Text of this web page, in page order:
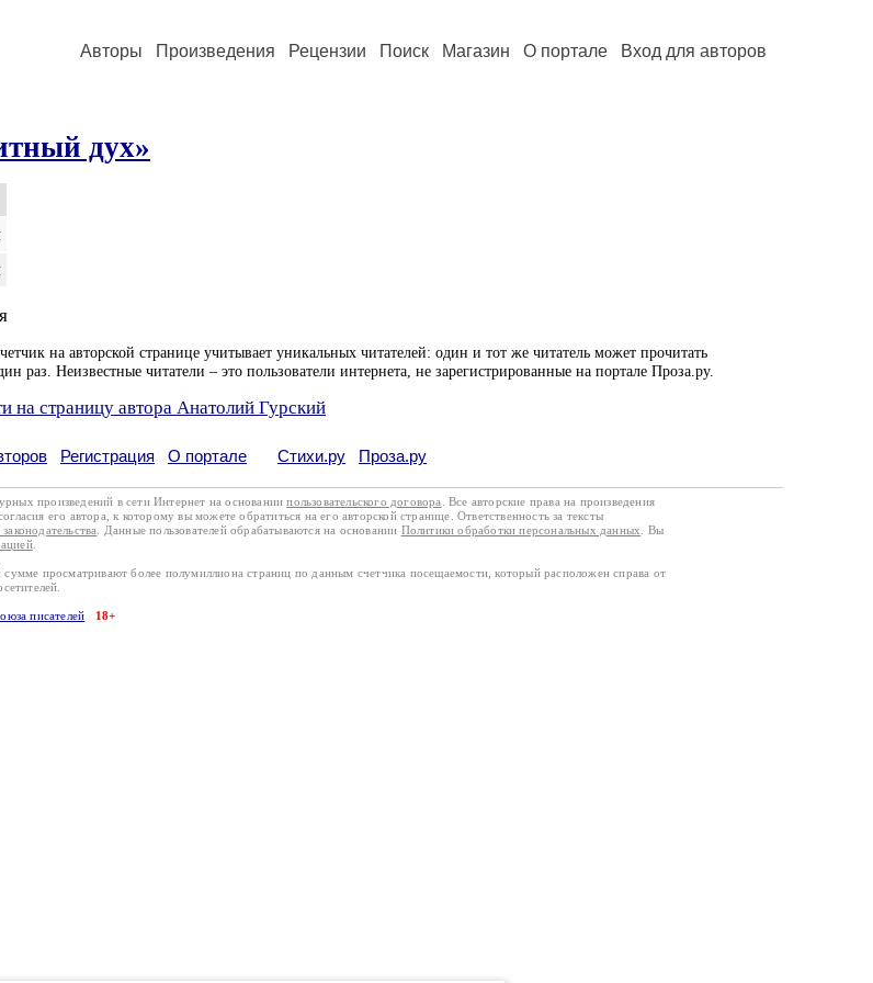
Авторы Произведения Рецензии Поиск Магазин О портале Вход для авторов
дух»
на авторской странице учитывает уникальных читателей: один и тот же читатель может прочитать
раз. Неизвестные читатели – это пользователи интернета, не зарегистрированные на портале Проза.ру.
на страницу автора Анатолий Гурский
Регистрация О портале Стихи.ру Проза.ру
произведений в сети Интернет на основаниипользовательского договора
. Все авторские права на произведения
его автора, к которому вы можете обратиться на его авторской странице. Ответственность за тексты
. Данные пользователей обрабатываются на основании Политики обработки персональных данных
. Вы
.
просматривают более полумиллиона страниц по данным счетчика посещаемости, который расположен справа от
писателей 18+